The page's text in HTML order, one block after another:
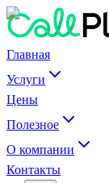
Главная
Услуги
Цены
Полезное
О компании
Контакты